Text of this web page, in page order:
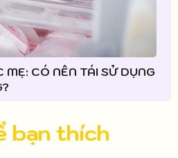
CÓ NÊN TÁI SỬ DỤNG
bạn thích